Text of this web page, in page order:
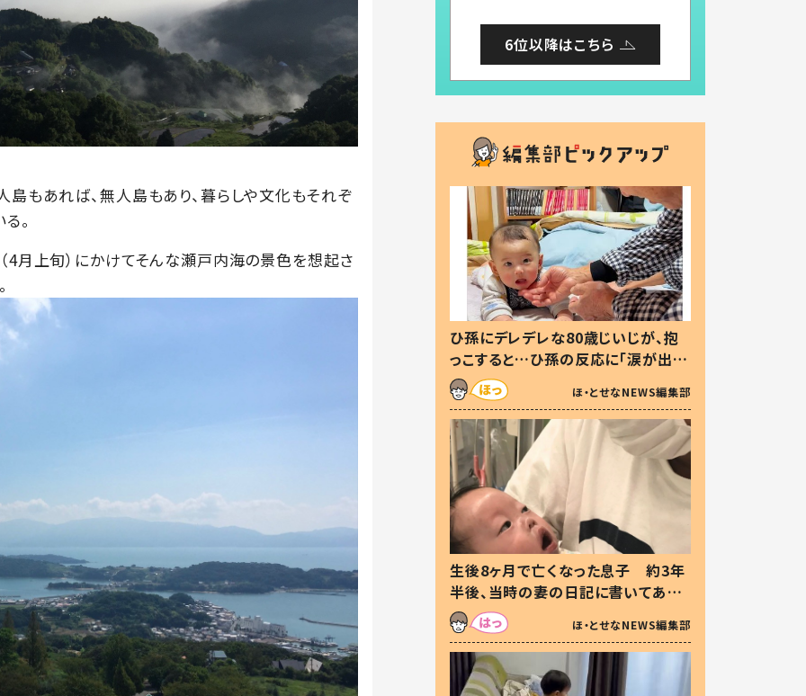
もあれば、無人島もあり、暮らしや文化もそれぞ
。
4月上旬）にかけてそんな瀬戸内海の景色を想起さ
6位以降はこちら
ひ孫にデレデレな80歳じいじが、抱
っこすると…ひ孫の反応に「涙が出ま
した」「可愛くて仕方ない」
ほ・とせなNEWS編集部
生後8ヶ月で亡くなった息子 約3年
半後、当時の妻の日記に書いてあっ
た本音とは
ほ・とせなNEWS編集部